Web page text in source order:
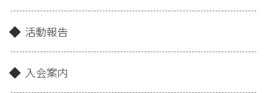
活動報告
入会案内